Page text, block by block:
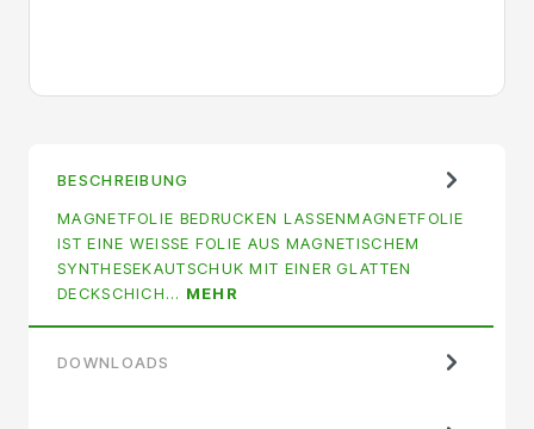
BESCHREIBUNG
MAGNETFOLIE BEDRUCKEN LASSENMAGNETFOLIE
IST EINE WEISSE FOLIE AUS MAGNETISCHEM S
YNTHESEKAUTSCHUK MIT EINER GLATTEN D
ECKSCHICH… MEHR
DOWNLOADS